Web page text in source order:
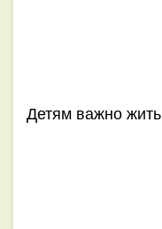
Детям важно жить